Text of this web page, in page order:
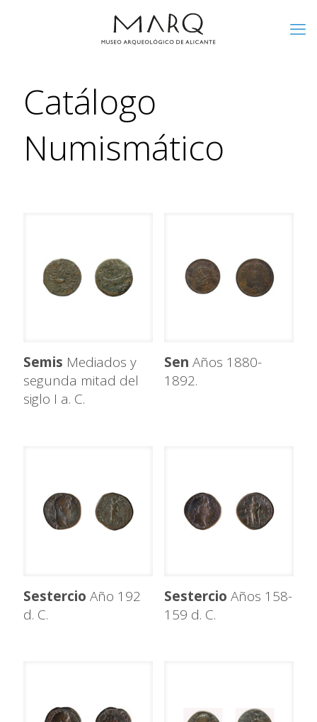
Catálogo
Numismático
Semis Mediados y
segunda mitad del
siglo I a. C.
Sen Años 1880-
1892.
Sestercio Año 192
d. C.
Sestercio Años 158-
159 d. C.